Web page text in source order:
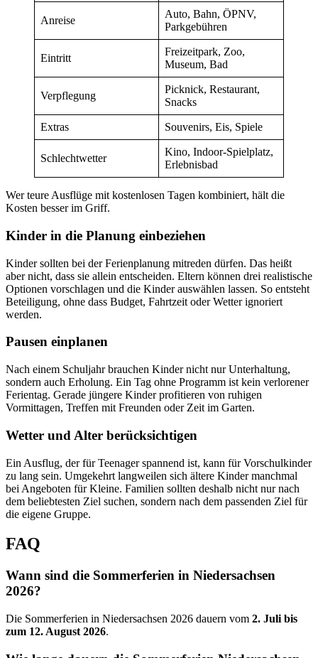
Anreise
Auto, Bahn, ÖPNV,
Parkgebühren
Eintritt
Freizeitpark, Zoo,
Museum, Bad
Verpflegung
Picknick, Restaurant,
Snacks
Extras Souvenirs, Eis, Spiele
Schlechtwetter
Kino, Indoor-Spielplatz,
Erlebnisbad
Wer teure Ausflüge mit kostenlosen Tagen kombiniert, hält die
Kosten besser im Griff.
Kinder in die Planung einbeziehen
Kinder sollten bei der Ferienplanung mitreden dürfen. Das heißt
aber nicht, dass sie allein entscheiden. Eltern können drei realistische
Optionen vorschlagen und die Kinder auswählen lassen. So entsteht
Beteiligung, ohne dass Budget, Fahrtzeit oder Wetter ignoriert
werden.
Pausen einplanen
Nach einem Schuljahr brauchen Kinder nicht nur Unterhaltung,
sondern auch Erholung. Ein Tag ohne Programm ist kein verlorener
Ferientag. Gerade jüngere Kinder profitieren von ruhigen
Vormittagen, Treffen mit Freunden oder Zeit im Garten.
Wetter und Alter berücksichtigen
Ein Ausflug, der für Teenager spannend ist, kann für Vorschulkinder
zu lang sein. Umgekehrt langweilen sich ältere Kinder manchmal
bei Angeboten für Kleine. Familien sollten deshalb nicht nur nach
dem beliebtesten Ziel suchen, sondern nach dem passenden Ziel für
die eigene Gruppe.
FAQ
Wann sind die Sommerferien in Niedersachsen
2026?
Die Sommerferien in Niedersachsen 2026 dauern vom 2. Juli bis
zum 12. August 2026.